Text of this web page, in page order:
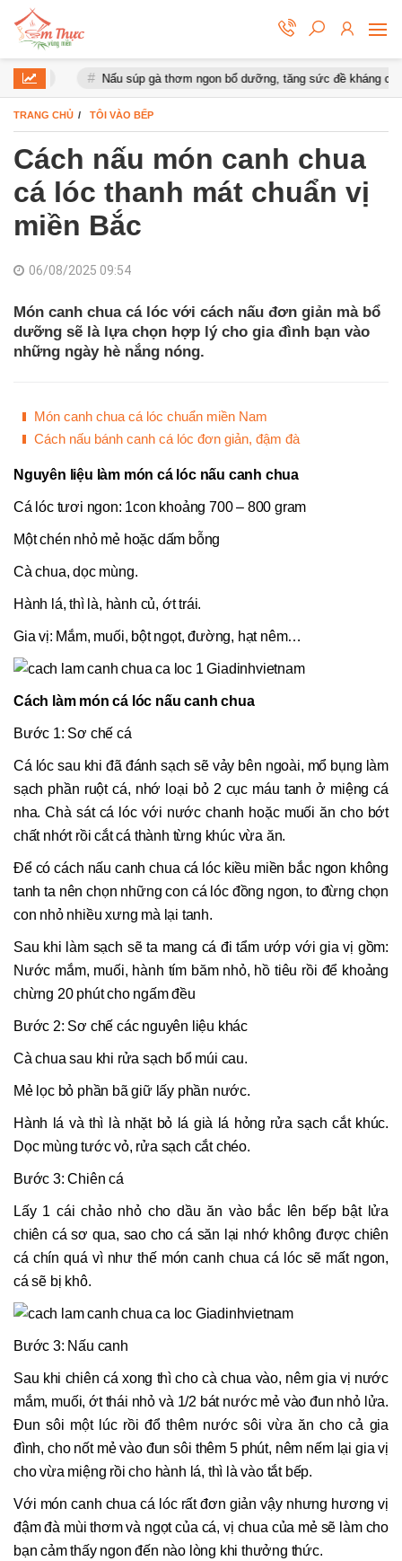
Nấu súp gà thơm ngon bổ dưỡng, tăng sức đề kháng cho cơ
TRANG CHỦ TÔI VÀO BẾP
Cách nấu món canh chua
cá lóc thanh mát chuẩn vị
miền Bắc
06/08/2025 09:54
Món canh chua cá lóc với cách nấu đơn giản mà bổ
dưỡng sẽ là lựa chọn hợp lý cho gia đình bạn vào
những ngày hè nắng nóng.
Món canh chua cá lóc chuẩn miền Nam
Cách nấu bánh canh cá lóc đơn giản, đậm đà
Nguyên liệu làm món cá lóc nấu canh chua
Cá lóc tươi ngon: 1con khoảng 700 – 800 gram
Một chén nhỏ mẻ hoặc dấm bỗng
Cà chua, dọc mùng.
Hành lá, thì là, hành củ, ớt trái.
Gia vị: Mắm, muối, bột ngọt, đường, hạt nêm…
Cách làm món cá lóc nấu canh chua
Bước 1: Sơ chế cá
Cá lóc sau khi đã đánh sạch sẽ vảy bên ngoài, mổ bụng làm
sạch phần ruột cá, nhớ loại bỏ 2 cục máu tanh ở miệng cá
nha. Chà sát cá lóc với nước chanh hoặc muối ăn cho bớt
chất nhớt rồi cắt cá thành từng khúc vừa ăn.
Để có cách nấu canh chua cá lóc kiều miền bắc ngon không
tanh ta nên chọn những con cá lóc đồng ngon, to đừng chọn
con nhỏ nhiều xưng mà lại tanh.
Sau khi làm sạch sẽ ta mang cá đi tẩm ướp với gia vị gồm:
Nước mắm, muối, hành tím băm nhỏ, hồ tiêu rồi để khoảng
chừng 20 phút cho ngấm đều
Bước 2: Sơ chế các nguyên liệu khác
Cà chua sau khi rửa sạch bổ múi cau.
Mẻ lọc bỏ phần bã giữ lấy phần nước.
Hành lá và thì là nhặt bỏ lá già lá hỏng rửa sạch cắt khúc.
Dọc mùng tước vỏ, rửa sạch cắt chéo.
Bước 3: Chiên cá
Lấy 1 cái chảo nhỏ cho dầu ăn vào bắc lên bếp bật lửa
chiên cá sơ qua, sao cho cá săn lại nhớ không được chiên
cá chín quá vì như thế món canh chua cá lóc sẽ mất ngon,
cá sẽ bị khô.
Bước 3: Nấu canh
Sau khi chiên cá xong thì cho cà chua vào, nêm gia vị nước
mắm, muối, ớt thái nhỏ và 1/2 bát nước mẻ vào đun nhỏ lửa.
Đun sôi một lúc rồi đổ thêm nước sôi vừa ăn cho cả gia
đình, cho nốt mẻ vào đun sôi thêm 5 phút, nêm nếm lại gia vị
cho vừa miệng rồi cho hành lá, thì là vào tắt bếp.
Với món canh chua cá lóc rất đơn giản vậy nhưng hương vị
đậm đà mùi thơm và ngọt của cá, vị chua của mẻ sẽ làm cho
bạn cảm thấy ngon đến nào lòng khi thưởng thức.